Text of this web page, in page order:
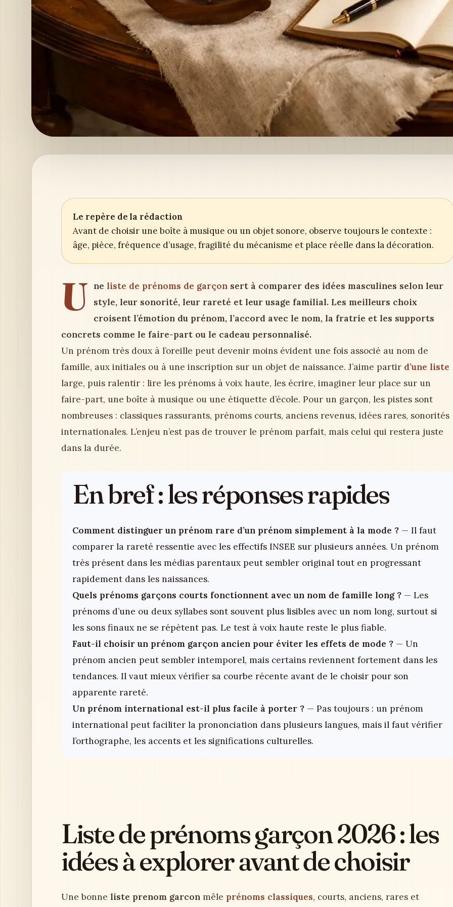
Le repère de la rédaction
Avant de choisir une boîte à musique ou un objet sonore, observe toujours le contexte :
âge, pièce, fréquence d’usage, fragilité du mécanisme et place réelle dans la décoration.
U ne liste de prénoms de garçonsert à comparer des idées masculines selon leur
style, leur sonorité, leur rareté et leur usage familial. Les meilleurs choix
croisent l’émotion du prénom, l’accord avec le nom, la fratrie et les supports
concrets comme le faire-part ou le cadeau personnalisé.
Un prénom très doux à l’oreille peut devenir moins évident une fois associé au nom de
famille, aux initiales ou à une inscription sur un objet de naissance. J’aime partir d’une liste
large, puis ralentir : lire les prénoms à voix haute, les écrire, imaginer leur place sur un
faire-part, une boîte à musique ou une étiquette d’école. Pour un garçon, les pistes sont
nombreuses : classiques rassurants, prénoms courts, anciens revenus, idées rares, sonorités
internationales. L’enjeu n’est pas de trouver le prénom parfait, mais celui qui restera juste
dans la durée.
En bref : les réponses rapides
Comment distinguer un prénom rare d’un prénom simplement à la mode ? — Il faut
comparer la rareté ressentie avec les effectifs INSEE sur plusieurs années. Un prénom
très présent dans les médias parentaux peut sembler original tout en progressant
rapidement dans les naissances.
Quels prénoms garçons courts fonctionnent avec un nom de famille long ? — Les
prénoms d’une ou deux syllabes sont souvent plus lisibles avec un nom long, surtout si
les sons finaux ne se répètent pas. Le test à voix haute reste le plus fiable.
Faut-il choisir un prénom garçon ancien pour éviter les effets de mode ? — Un
prénom ancien peut sembler intemporel, mais certains reviennent fortement dans les
tendances. Il vaut mieux vérifier sa courbe récente avant de le choisir pour son
apparente rareté.
Un prénom international est-il plus facile à porter ? — Pas toujours : un prénom
international peut faciliter la prononciation dans plusieurs langues, mais il faut vérifier
l’orthographe, les accents et les significations culturelles.
Liste de prénoms garçon 2026 : les
idées à explorer avant de choisir
Une bonne liste prenom garcon mêle prénoms classiques, courts, anciens, rares et